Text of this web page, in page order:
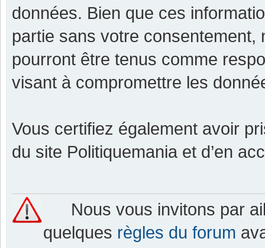
données. Bien que ces
partie sans votre consentement,
pourront être tenus comme
visant à compromettre les
Vous certifiez également avoir
du site Politiquemania et d’en
Nous vous invitons par
quelques règles du forum